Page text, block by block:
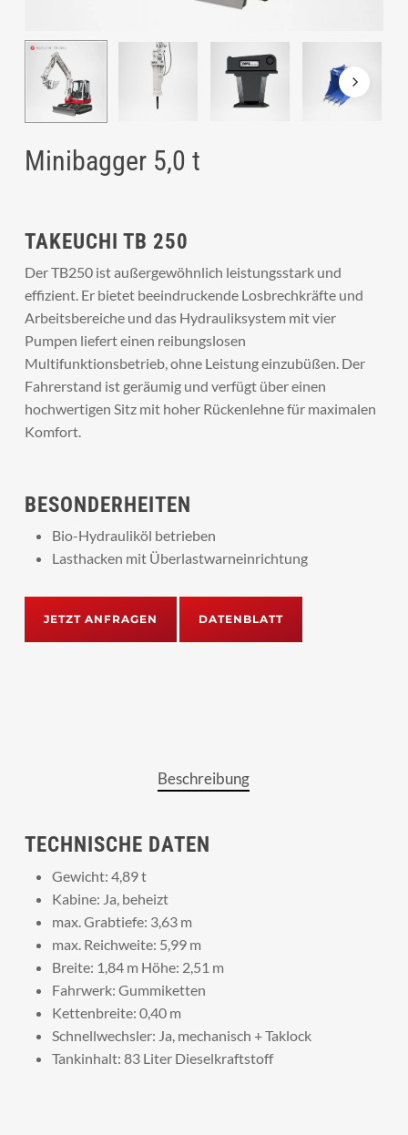
Minibagger 5,0 t
TAKEUCHI TB 250
Der TB250 ist außergewöhnlich leistungsstark und
effizient. Er bietet beeindruckende Losbrechkräfte und
Arbeitsbereiche und das Hydrauliksystem mit vier
Pumpen liefert einen reibungslosen
Multifunktionsbetrieb, ohne Leistung einzubüßen. Der
Fahrerstand ist geräumig und verfügt über einen
hochwertigen Sitz mit hoher Rückenlehne für maximalen
Komfort.
BESONDERHEITEN
Bio-Hydrauliköl betrieben
Lasthacken mit Überlastwarneinrichtung
JETZT ANFRAGEN DATENBLATT
Beschreibung
TECHNISCHE DATEN
Gewicht: 4,89 t
Kabine: Ja, beheizt
max. Grabtiefe: 3,63 m
max. Reichweite: 5,99 m
Breite: 1,84 m Höhe: 2,51 m
Fahrwerk: Gummiketten
Kettenbreite: 0,40 m
Schnellwechsler: Ja, mechanisch + Taklock
Tankinhalt: 83 Liter Dieselkraftstoff